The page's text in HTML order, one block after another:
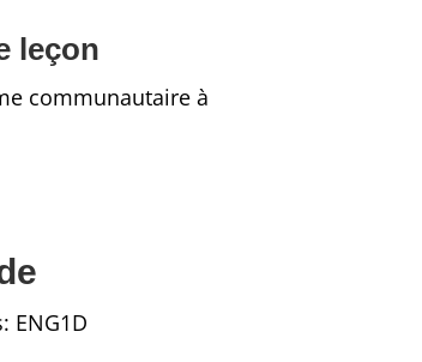
leçon
communautaire à
ENG1D